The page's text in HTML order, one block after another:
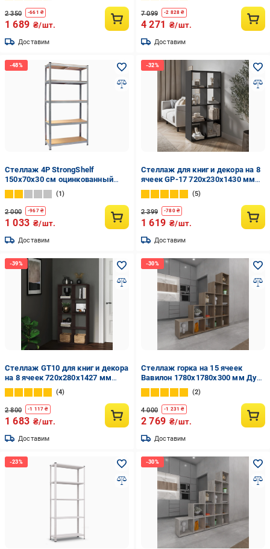
2 350 -661 ₴
1 689 ₴/шт.
Доставим
7 099 -2 828 ₴
4 271 ₴/шт.
Доставим
Стеллаж 4P StrongShelf
150х70х30 см оцинкованный
равномерная нагрузка 150 кг/
полка общая нагрузка до 750 кг
1
2 000 -967₴
1 033 ₴/шт.
Доставим
Стеллаж для книг и декора на 8
ячеек GP-17 720х230х1430 мм
Антрацит
5
2 399 -780₴
1 619 ₴/шт.
Доставим
Стеллаж GT10 для книг и декора
на 8 ячеек 720х280х1427 мм
ДСП 16 мм Венге Магия
(20320157)
4
2 800 -1 117 ₴
1 683 ₴/шт.
Доставим
Стеллаж горка на 15 ячеек
Вавилон 1780х1780х300 мм Дуб
Сонома
2
4 000 -1 231 ₴
2 769 ₴/шт.
Доставим